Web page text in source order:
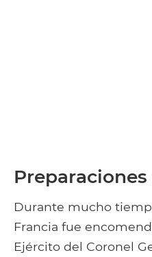
Durante mucho
Francia fue
Ejército del Coronel